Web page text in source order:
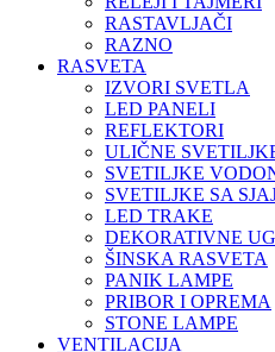
RASTAVLJAČI
RAZNO
RASVETA
IZVORI SVETLA
LED PANELI
REFLEKTORI
ULIČNE
SVETILJKE
SVETILJKE SA
LED TRAKE
DEKORATIVNE
ŠINSKA RASVETA
PANIK LAMPE
PRIBOR I OPREMA
STONE LAMPE
VENTILACIJA